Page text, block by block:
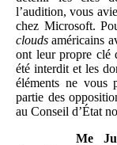
l’audition, vous
chez Microsoft.
clouds américains
ont leur propre clé
été interdit et les
éléments ne vous
partie des
au Conseil d’État
Me